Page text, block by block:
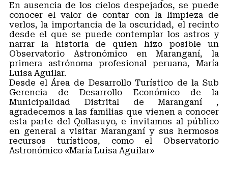
En ausencia de los cielos despejados, se puede
conocer el valor de contar con la limpieza de
verlos, la importancia de la oscuridad, el recinto
desde el que se puede contemplar los astros y
narrar la historia de quien hizo posible un
Observatorio Astronómico en Maranganí, la
primera astrónoma profesional peruana, María
Luisa Aguilar.
Desde el Área de Desarrollo Turístico de la Sub
Gerencia de Desarrollo Económico de la
Municipalidad Distrital de Maranganí ,
agradecemos a las familias que vienen a conocer
esta parte del Qollasuyo, e invitamos al público
en general a visitar Maranganí y sus hermosos
recursos turísticos, como el Observatorio
Astronómico «María Luisa Aguilar»